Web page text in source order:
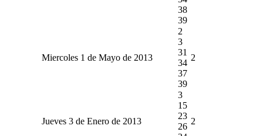
38
39
Miercoles 1 de Mayo de 2013
2
3
31
34
37
39
2
Jueves 3 de Enero de 2013
3
15
23
26
2